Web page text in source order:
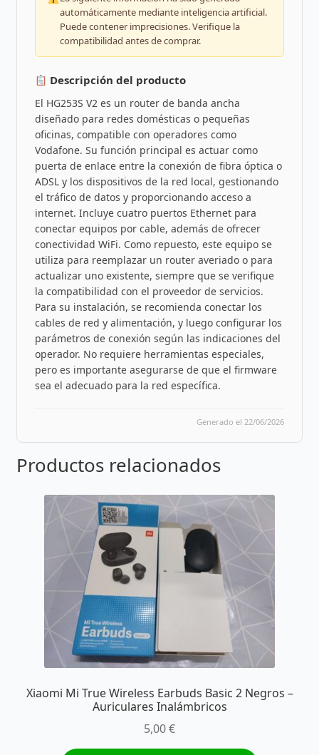
automáticamente mediante inteligencia artificial.
Puede contener imprecisiones. Verifique la
compatibilidad antes de comprar.
Descripción del producto
El HG253S V2 es un router de banda ancha
diseñado para redes domésticas o pequeñas
oficinas, compatible con operadores como
Vodafone. Su función principal es actuar como
puerta de enlace entre la conexión de fibra óptica o
ADSL y los dispositivos de la red local, gestionando
el tráfico de datos y proporcionando acceso a
internet. Incluye cuatro puertos Ethernet para
conectar equipos por cable, además de ofrecer
conectividad WiFi. Como repuesto, este equipo se
utiliza para reemplazar un router averiado o para
actualizar uno existente, siempre que se verifique
la compatibilidad con el proveedor de servicios.
Para su instalación, se recomienda conectar los
cables de red y alimentación, y luego configurar los
parámetros de conexión según las indicaciones del
operador. No requiere herramientas especiales,
pero es importante asegurarse de que el firmware
sea el adecuado para la red específica.
Generado el 22/06/2026
Productos relacionados
Xiaomi Mi True Wireless Earbuds Basic 2 Negros –
Auriculares Inalámbricos
5,00€